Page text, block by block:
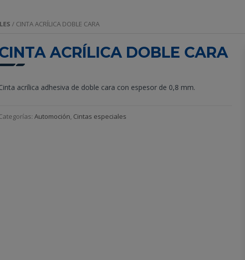
/ CINTA ACRÍLICA DOBLE CARA
ACRÍLICA DOBLE CARA
acrílica adhesiva de doble cara con espesor de 0,8 mm.
Automoción, Cintas especiales